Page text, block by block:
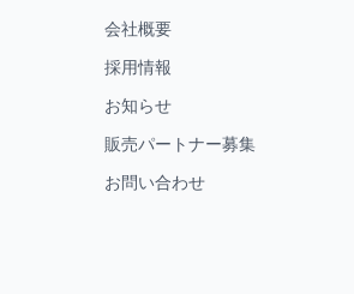
会社概要
採用情報
お知らせ
販売パートナー募集
お問い合わせ